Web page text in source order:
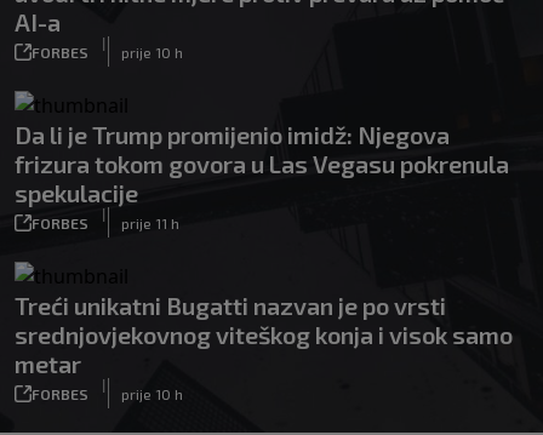
AI-a
FORBES
|
prije 10 h
Da li je Trump promijenio imidž: Njegova
frizura tokom govora u Las Vegasu pokrenula
spekulacije
FORBES
|
prije 11 h
Treći unikatni Bugatti nazvan je po vrsti
srednjovjekovnog viteškog konja i visok samo
metar
FORBES
|
prije 10 h